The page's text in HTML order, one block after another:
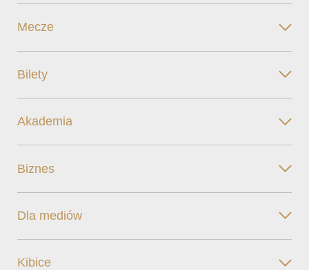
Mecze
Bilety
Akademia
Biznes
Dla mediów
Kibice